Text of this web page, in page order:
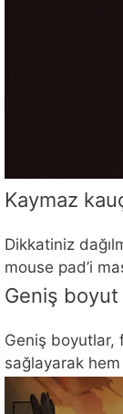
Kaymaz
Dikkatiniz
mouse pad’i
Geniş boyut
Geniş boyutlar,
sağlayarak